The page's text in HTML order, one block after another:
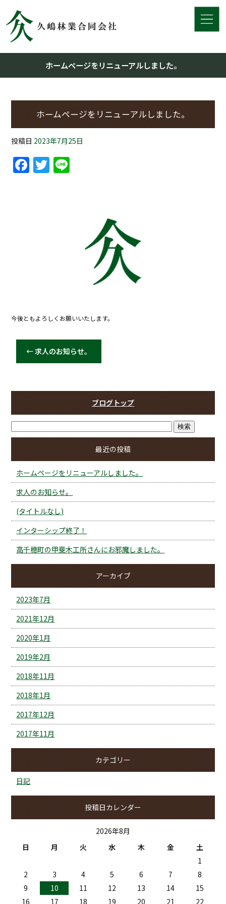
ホームページをリニューアルしました。
ホームページをリニューアルしました。
投稿日 2023年7月25日
Facebook
Twitter
今後ともよろしくお願いいたします。
←求人のお知らせ。
ブログトップ
最近の投稿
ホームページをリニューアルしました。
求人のお知らせ。
(タイトルなし)
インターシップ終了！
高千穂町の甲斐木工所さんにお邪魔しました。
アーカイブ
2023年7月
2021年12月
2020年1月
2019年2月
2018年11月
2018年1月
2017年12月
2017年11月
カテゴリー
日記
投稿日カレンダー
2026年8月
日
月 火 水 木 金
土
1
2
3 4 5 6 7
8
9
10 11 12 13 14
15
16
17 18 19 20 21 22